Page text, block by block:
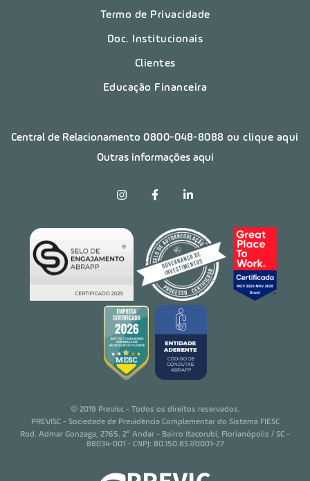
Termo de Privacidade
Doc. Institucionais
Clientes
Educação Financeira
Central de Relacionamento0800-048-8088 ou clique aqui
Outras informações aqui
© 2019 Previsc - Todos os direitos reservados.
PREVISC - Sociedade de Previdência Complementar do Sistema FIESC
Rod. Admar Gonzaga, 2765. 2° Andar - Bairro Itacorubi, Florianópolis / SC -
88034-001 - CNPJ: 80.150.857/0001-27